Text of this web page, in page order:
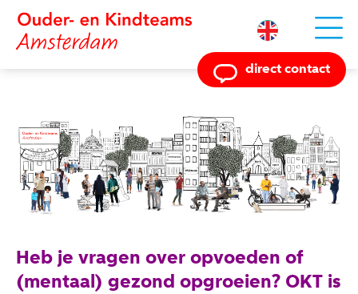
Powered by
direct contact
Heb je vragen over opvoeden of
(mentaal) gezond opgroeien? OKT is